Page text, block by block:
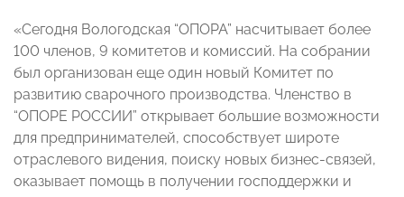
«Сегодня Вологодская “ОПОРА” насчитывает более
100 членов, 9 комитетов и комиссий. На собрании
был организован еще один новый Комитет по
развитию сварочного производства. Членство в
“ОПОРЕ РОССИИ” открывает большие возможности
для предпринимателей, способствует широте
отраслевого видения, поиску новых бизнес-связей,
оказывает помощь в получении господдержки и